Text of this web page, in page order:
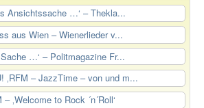
Ansichtssache …‘ – Thekla...
aus Wien – Wienerlieder v...
Sache …‘ – Politmagazine Fr...
‚RFM – JazzTime – von und m...
– ‚Welcome to Rock ´n´Roll‘